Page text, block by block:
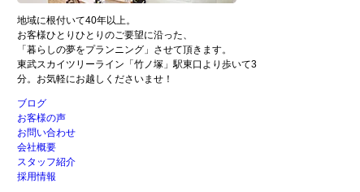
地域に根付いて40年以上。
お客様ひとりひとりのご要望に沿った、
「暮らしの夢をプランニング」させて頂きます。
東武スカイツリーライン「竹ノ塚」駅東口より歩いて3
分。お気軽にお越しくださいませ！
ブログ
お客様の声
お問い合わせ
会社概要
スタッフ紹介
採用情報